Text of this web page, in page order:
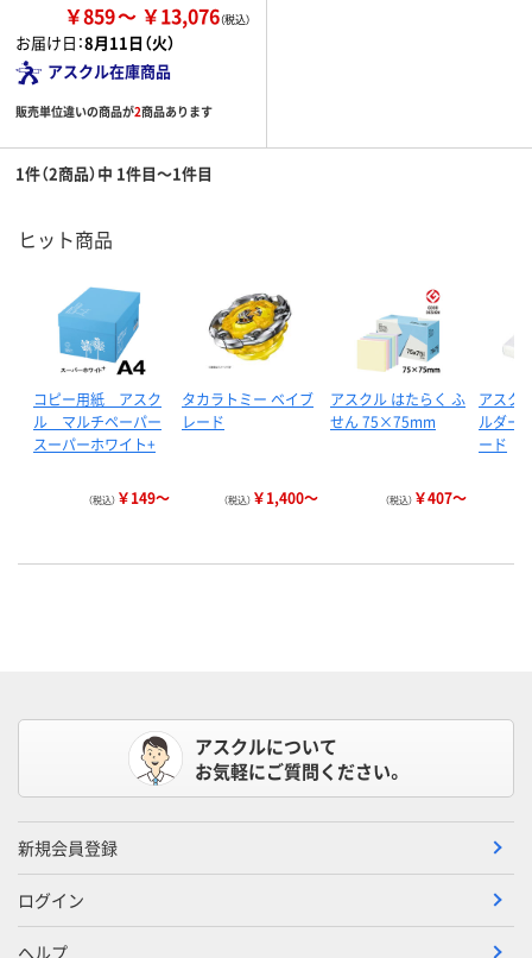
￥859 ￥13,076
お届け日：8月11日（火）
アスクル在庫商品
販売単位違いの商品が2商品あります
1件（2商品）中 1件目～1件目
ヒット商品
コピー用紙 アスク
ル マルチペーパー
スーパーホワイト+
（税込） ￥149～
タカラトミー ベイブ
レード
（税込） ￥1,400～
アスクル はたらく ふ
せん 75×75mm
（税込） ￥407～
アスク
ルダー
ード
アスクルについて
お気軽にご質問ください。
新規会員登録
ログイン
ヘルプ